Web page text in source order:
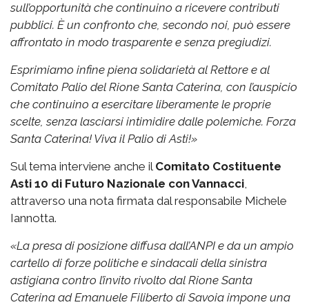
sull’opportunità che continuino a ricevere contributi
pubblici. È un confronto che, secondo noi, può essere
affrontato in modo trasparente e senza pregiudizi.
Esprimiamo infine piena solidarietà al Rettore e al
Comitato Palio del Rione Santa Caterina, con l’auspicio
che continuino a esercitare liberamente le proprie
scelte, senza lasciarsi intimidire dalle polemiche. Forza
Santa Caterina! Viva il Palio di Asti!»
Sul tema interviene anche il Comitato Costituente
Asti 10 di Futuro Nazionale con Vannacci,
attraverso una nota firmata dal responsabile Michele
Iannotta.
«La presa di posizione diffusa dall’ANPI e da un ampio
cartello di forze politiche e sindacali della sinistra
astigiana contro l’invito rivolto dal Rione Santa
Caterina ad Emanuele Filiberto di Savoia impone una